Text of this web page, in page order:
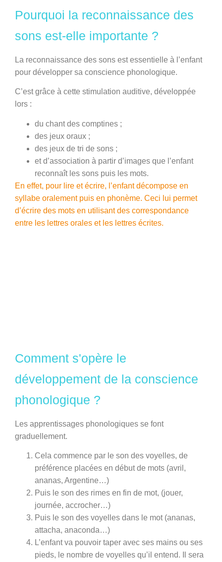
Pourquoi la reconnaissance des
sons est-elle importante ?
La reconnaissance des sons est essentielle à l’enfant
pour développer sa conscience phonologique.
C’est grâce à cette stimulation auditive, développée
lors :
du chant des comptines ;
des jeux oraux ;
des jeux de tri de sons ;
et d’association à partir d’images que l’enfant
reconnaît les sons puis les mots.
En effet, pour lire et écrire, l’enfant décompose en
syllabe oralement puis en phonème. Ceci lui permet
d’écrire des mots en utilisant des correspondance
entre les lettres orales et les lettres écrites.
Comment s'opère le
développement de la conscience
phonologique ?
Les apprentissages phonologiques se font
graduellement.
Cela commence par le son des voyelles, de
préférence placées en début de mots (avril,
ananas, Argentine…)
Puis le son des rimes en fin de mot, (jouer,
journée, accrocher…)
Puis le son des voyelles dans le mot(ananas,
attacha, anaconda…)
L’enfant va pouvoir taper avec ses mains ou ses
pieds, le nombre de voyelles qu’il entend. Il sera